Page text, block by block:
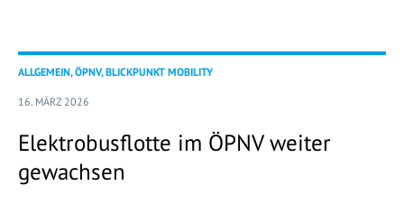
ALLGEMEIN, ÖPNV, BLICKPUNKT MOBILITY
16. MÄRZ 2026
Elektrobusflotte im ÖPNV weiter
gewachsen